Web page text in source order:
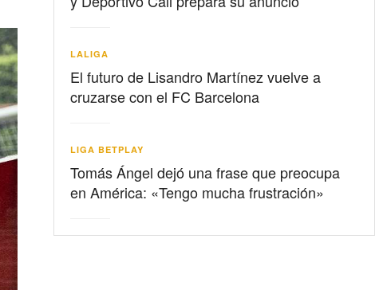
LALIGA
El futuro de Lisandro Martínez vuelve a
cruzarse con el FC Barcelona
LIGA BETPLAY
Tomás Ángel dejó una frase que preocupa
en América: «Tengo mucha frustración»